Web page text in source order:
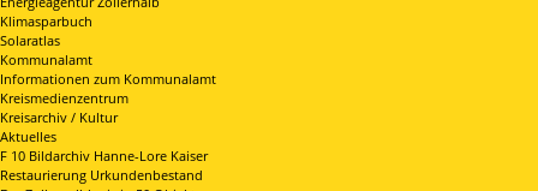
Klimasparbuch
Solaratlas
Kommunalamt
Informationen zum Kommunalamt
Kreismedienzentrum
Kreisarchiv / Kultur
Aktuelles
F 10 Bildarchiv Hanne-Lore Kaiser
Restaurierung Urkundenbestand